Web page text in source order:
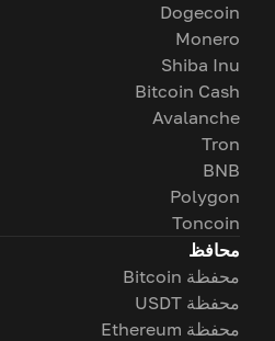
Dogecoin
Monero
Shiba Inu
Bitcoin Cash
Avalanche
Tron
BNB
Polygon
Toncoin
محافظ
محفظة Bitcoin
محفظة USDT
محفظة Ethereum